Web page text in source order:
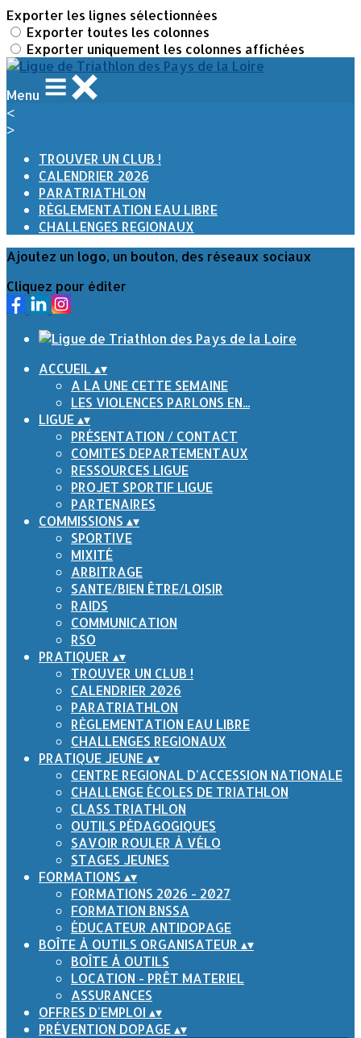
Exporter les lignes sélectionnées
Exporter toutes les colonnes
Exporter uniquement les colonnes affichées
Menu
<
>
TROUVER UN CLUB !
CALENDRIER 2026
PARATRIATHLON
RÈGLEMENTATION EAU LIBRE
CHALLENGES REGIONAUX
Ajoutez un logo, un bouton, des réseaux sociaux
Cliquez pour éditer
ACCUEIL▴▾
A LA UNE CETTE SEMAINE
LES VIOLENCES PARLONS EN...
LIGUE▴▾
PRÉSENTATION / CONTACT
COMITES DEPARTEMENTAUX
RESSOURCES LIGUE
PROJET SPORTIF LIGUE
PARTENAIRES
COMMISSIONS ▴▾
SPORTIVE
MIXITÉ
ARBITRAGE
SANTE/BIEN ÊTRE/LOISIR
RAIDS
COMMUNICATION
RSO
PRATIQUER ▴▾
TROUVER UN CLUB !
CALENDRIER 2026
PARATRIATHLON
RÈGLEMENTATION EAU LIBRE
CHALLENGES REGIONAUX
PRATIQUE JEUNE▴▾
CENTRE REGIONAL D'ACCESSION NATIONALE
CHALLENGE ÉCOLES DE TRIATHLON
CLASS TRIATHLON
OUTILS PÉDAGOGIQUES
SAVOIR ROULER À VÉLO
STAGES JEUNES
FORMATIONS ▴▾
FORMATIONS 2026 - 2027
FORMATION BNSSA
ÉDUCATEUR ANTIDOPAGE
BOÎTE À OUTILS ORGANISATEUR ▴▾
BOÎTE À OUTILS
LOCATION - PRÊT MATERIEL
ASSURANCES
OFFRES D'EMPLOI ▴▾
PRÉVENTION DOPAGE▴▾